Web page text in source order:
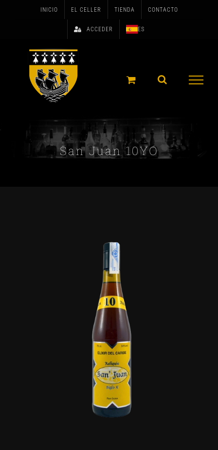
INICIO EL CELLER TIENDA CONTACTO
ACCEDER ES
San Juan 10YO